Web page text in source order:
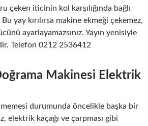
çeken iticinin kol karşılığında bağlı
yay kırılırsa makine ekmeği çekemez,
ayarlayamazsınız. Yayın yenisiyle
Telefon 0212 2536412
Makinesi Elektrik
durumunda öncelikle başka bir
elektrik kaçağı ve çarpması gibi